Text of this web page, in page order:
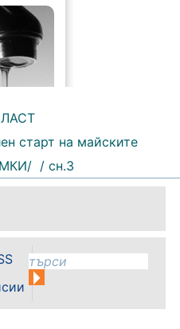
своите
е
в
на
19 Тел.:
старт на майските
/ сн.3